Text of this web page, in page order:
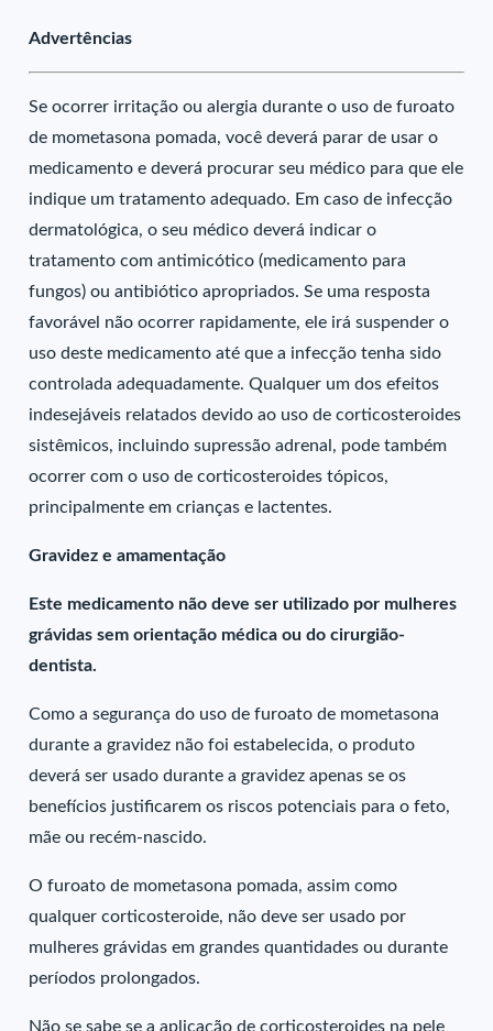
Advertências
Se ocorrer irritação ou alergia durante o uso de furoato
de mometasona pomada, você deverá parar de usar o
medicamento e deverá procurar seu médico para que ele
indique um tratamento adequado. Em caso de infecção
dermatológica, o seu médico deverá indicar o
tratamento com antimicótico (medicamento para
fungos) ou antibiótico apropriados. Se uma resposta
favorável não ocorrer rapidamente, ele irá suspender o
uso deste medicamento até que a infecção tenha sido
controlada adequadamente. Qualquer um dos efeitos
indesejáveis relatados devido ao uso de corticosteroides
sistêmicos, incluindo supressão adrenal, pode também
ocorrer com o uso de corticosteroides tópicos,
principalmente em crianças e lactentes.
Gravidez e amamentação
Este medicamento não deve ser utilizado por mulheres
grávidas sem orientação médica ou do cirurgião-
dentista.
Como a segurança do uso de furoato de mometasona
durante a gravidez não foi estabelecida, o produto
deverá ser usado durante a gravidez apenas se os
benefícios justificarem os riscos potenciais para o feto,
mãe ou recém-nascido.
O furoato de mometasona pomada, assim como
qualquer corticosteroide, não deve ser usado por
mulheres grávidas em grandes quantidades ou durante
períodos prolongados.
Não se sabe se a aplicação de corticosteroides na pele